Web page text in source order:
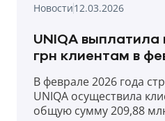
Новости12.03.2026
UNIQA выплатила
грн клиентам в
В феврале 2026 года
UNIQA осуществила
общую сумму 209,88